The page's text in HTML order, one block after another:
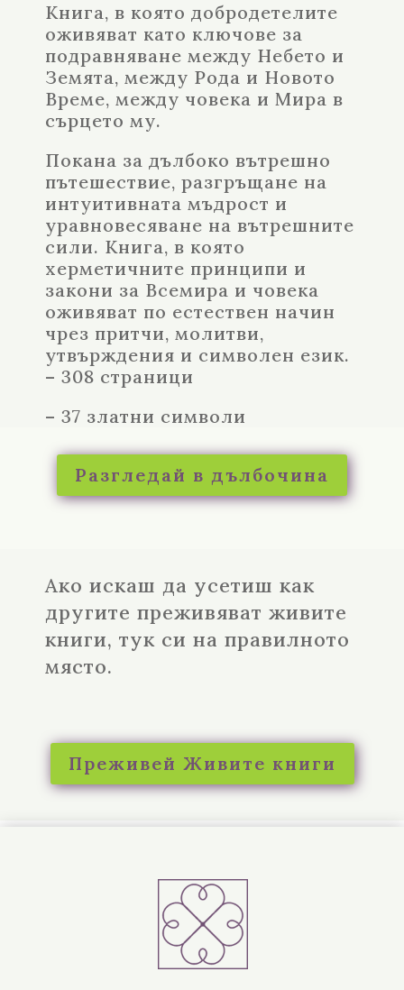
Книга, в която добродетелите
оживяват като ключове за
подравняване между Небето и
Земята, между Рода и Новото
Време, между човека и Мира в
сърцето му.
Покана за дълбоко вътрешно
пътешествие, разгръщане на
интуитивната мъдрост и
уравновесяване на вътрешните
сили. Книга, в която
херметичните принципи и
закони за Всемира и човека
оживяват по естествен начин
чрез притчи, молитви,
утвърждения и символен език.
– 308 страници
– 37 златни символи
Разгледай в дълбочина
Ако искаш да усетиш как
другите преживяват живите
книги, тук си на правилното
място.
Преживей Живите книги